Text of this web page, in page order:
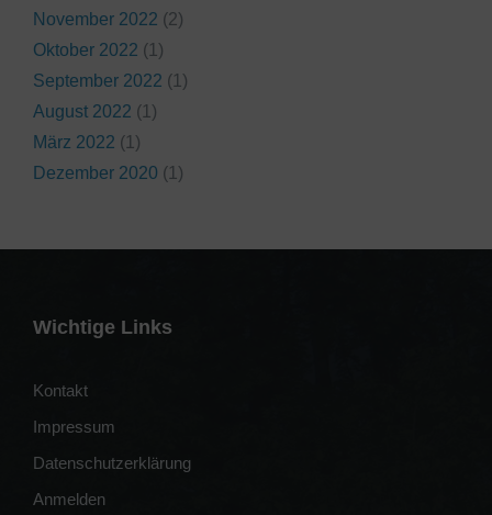
November 2022 (2)
Oktober 2022 (1)
September 2022 (1)
August 2022 (1)
März 2022 (1)
Dezember 2020 (1)
Wichtige Links
Kontakt
Impressum
Datenschutzerklärung
Anmelden